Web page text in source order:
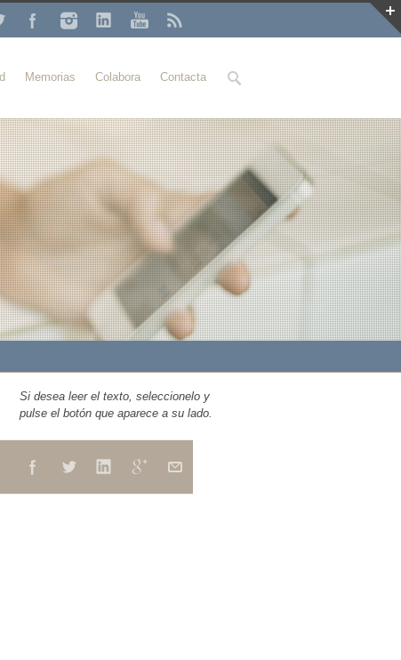
Buscar
Memorias Colabora Contacta
Si desea leer el texto, seleccionelo y
pulse el botón que aparece a su lado.